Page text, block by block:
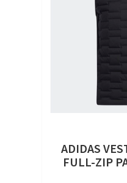
ADIDAS
FULL-ZIP